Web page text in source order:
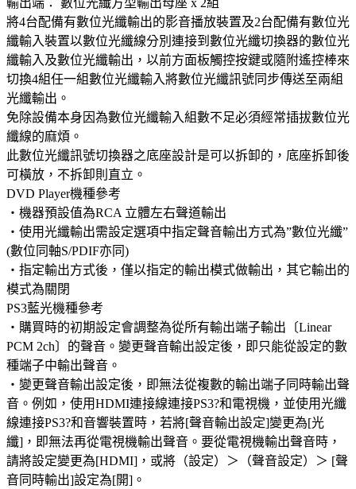
將4台配備有數位光纖輸出的影音播放裝置及2台配備有數位光
纖輸入裝置以數位光纖線分別連接到數位光纖切換器的數位光
纖輸入及數位光纖輸出，以前方面板觸控按鍵或隨附遙控棒來
切換4組任一組數位光纖輸入將數位光纖訊號同步傳送至兩組
光纖輸出。
免除設備本身因為數位光纖輸入組數不足必須經常插拔數位光
纖線的麻煩。
此數位光纖訊號切換器之底座設計是可以拆卸的，底座拆卸後
可橫放，不拆卸則直立。
DVD Player機種參考
‧機器預設值為RCA 立體左右聲道輸出
‧使用光纖輸出需設定選項中指定聲音輸出方式為”數位光纖”
(數位同軸S/PDIF亦同)
‧指定輸出方式後，僅以指定的輸出模式做輸出，其它輸出的
模式為關閉
PS3藍光機種參考
‧購買時的初期設定會調整為從所有輸出端子輸出〔Linear
PCM 2ch〕的聲音。變更聲音輸出設定後，即只能從設定的數
種端子中輸出聲音。
‧變更聲音輸出設定後，即無法從複數的輸出端子同時輸出聲
音。例如，使用HDMI連接線連接PS3?和電視機，並使用光纖
線連接PS3?和音響裝置時，若將[聲音輸出設定]變更為[光
纖]，即無法再從電視機輸出聲音。要從電視機輸出聲音時，
請將設定變更為[HDMI]，或將（設定）＞（聲音設定）＞ [聲
音同時輸出]設定為[開]。